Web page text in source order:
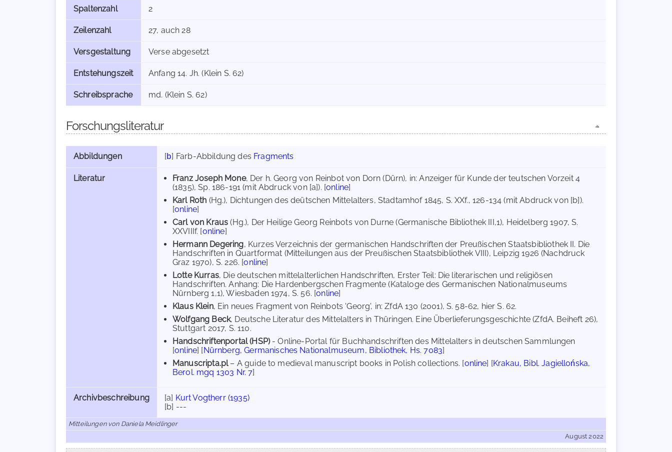
Spaltenzahl 2
Zeilenzahl 27, auch 28
Versgestaltung Verse abgesetzt
Entstehungszeit Anfang 14. Jh. (Klein S. 62)
Schreibsprache md. (Klein S. 62)
Forschungsliteratur
Abbildungen [b] Farb-Abbildung des Fragments
Literatur Franz Joseph Mone, Der h. Georg von Reinbot von Dorn (Dürn), in: Anzeiger für Kunde der teutschen Vorzeit 4
(1835), Sp. 186-191 (mit Abdruck von [a]). [online]
Karl Roth (Hg.), Dichtungen des deütschen Mittelalters, Stadtamhof 1845, S. XXf., 126-134 (mit Abdruck von [b]).
[online]
Carl von Kraus(Hg.), Der Heilige Georg Reinbots von Durne (Germanische Bibliothek III,1), Heidelberg 1907, S.
XXVIIIf. [online]
Hermann Degering, Kurzes Verzeichnis der germanischen Handschriften der Preußischen Staatsbibliothek II. Die
Handschriften in Quartformat (Mitteilungen aus der Preußischen Staatsbibliothek VIII), Leipzig 1926 (Nachdruck
Graz 1970), S. 226. [online]
Lotte Kurras, Die deutschen mittelalterlichen Handschriften, Erster Teil: Die literarischen und religiösen
Handschriften. Anhang: Die Hardenbergschen Fragmente (Kataloge des Germanischen Nationalmuseums
Nürnberg 1,1), Wiesbaden 1974, S. 56. [online]
Klaus Klein, Ein neues Fragment von Reinbots 'Georg', in: ZfdA 130 (2001), S. 58-62, hier S. 62.
Wolfgang Beck, Deutsche Literatur des Mittelalters in Thüringen. Eine Überlieferungsgeschichte (ZfdA. Beiheft 26),
Stuttgart 2017, S. 110.
Handschriftenportal (HSP)- Online-Portal für Buchhandschriften des Mittelalters in deutschen Sammlungen
[online] [Nürnberg, Germanisches Nationalmuseum, Bibliothek, Hs. 7083]
Manuscripta.pl – A guide to medieval manuscript books in Polish collections. [online] [Krakau, Bibl. Jagiellońska,
Berol. mgq 1303 Nr. 7]
Archivbeschreibung [a] Kurt Vogtherr (1935)
[b] ---
Mitteilungen von Daniela Meidlinger
August 2022